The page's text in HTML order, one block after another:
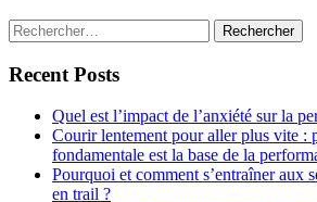
Rechercher :
Recent Posts
Quel est l’impact de l’anxiété sur la
Courir lentement pour aller plus vite :
fondamentale est la base de la
Pourquoi et comment s’entraîner aux
en trail ?